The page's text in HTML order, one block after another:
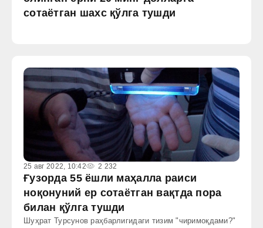
сотаётган шахс қўлга тушди
25 авг 2022, 10:42 2 232
Ғузорда 55 ёшли маҳалла раиси
ноқонуний ер сотаётган вақтда пора
билан қўлга тушди
Шуҳрат Турсунов раҳбарлигидаги тизим "чиримоқдами?"